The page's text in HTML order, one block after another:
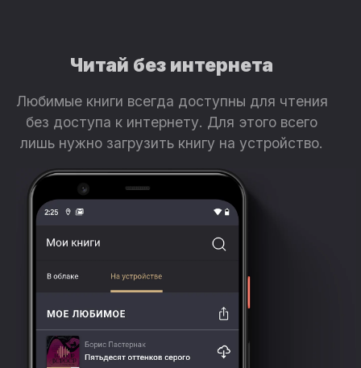
Читай без интернета
Любимые книги всегда доступны для чтения
без доступа к интернету. Для этого всего
лишь нужно загрузить книгу на устройство.